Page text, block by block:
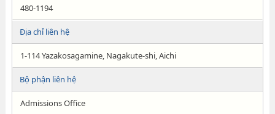
480-1194
Địa chỉ liên hệ
1-114 Yazakosagamine, Nagakute-shi, Aichi
Bộ phận liên hệ
Admissions Office